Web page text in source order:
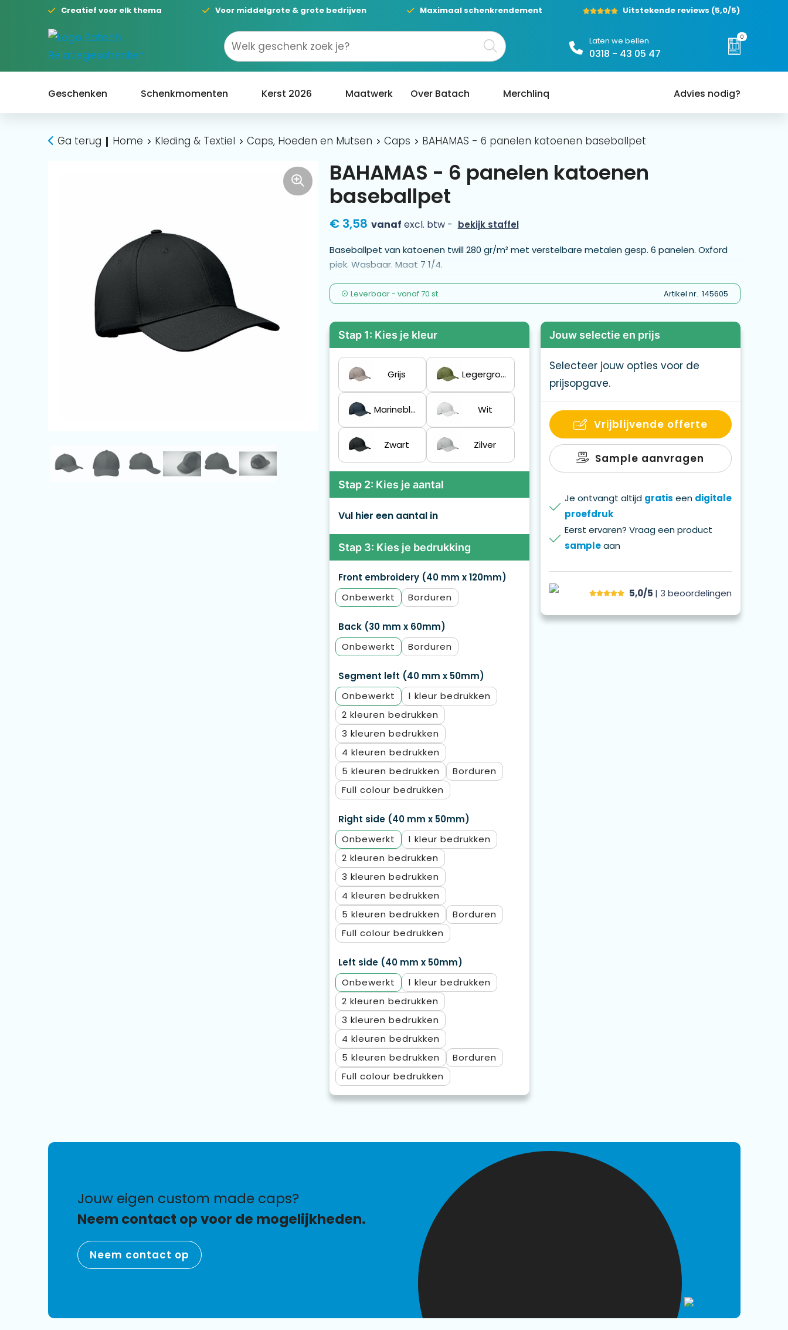
Creatief voor elk thema Voor middelgrote & grote bedrijven Maximaal schenkrendement Uitstekende reviews (5,0/5)
Laten we bellen
0318 - 43 05 47
0
Geschenken Schenkmomenten Kerst 2026 Maatwerk Over Batach Merchlinq Advies nodig?
Ga terug Home Kleding & Textiel Caps, Hoeden en Mutsen Caps BAHAMAS - 6 panelen katoenen baseballpet
BAHAMAS - 6 panelen katoenen
baseballpet
€ 3,58 vanaf excl. btw - bekijk staffel
Baseballpet van katoenen twill 280 gr/m² met verstelbare metalen gesp. 6 panelen. Oxford
piek. Wasbaar. Maat 7 1/4.
Leverbaar- vanaf70 st. Artikel nr. 145605
Stap 1: Kies je kleur
Grijs Legergroen
Marineblauw Wit
Zwart Zilver
Stap 2: Kies je aantal
Vul hier een aantal in
Stap 3: Kies je bedrukking
Front embroidery (40 mm x 120mm)
Onbewerkt
Borduren
Back (30 mm x 60mm)
Onbewerkt
Borduren
Segment left (40 mm x 50mm)
Onbewerkt
1
2
3
4
5
Borduren
Full colour
Right side (40 mm x 50mm)
Onbewerkt
1
2
3
4
5
Borduren
Full colour
Left side (40 mm x 50mm)
Onbewerkt
1
2
3
4
5
Borduren
Full colour
Jouw selectie en prijs
Selecteer jouw opties voor de
prijsopgave.
Vrijblijvende offerte
Sample aanvragen
Je ontvangt altijd gratis een digitale
proefdruk
Eerst ervaren? Vraag een product
sampleaan
5,0/5 | 3 beoordelingen
jouw eigen custom made caps?
Neem contact op voor de mogelijkheden.
Neem contact op